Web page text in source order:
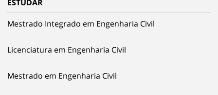
ESTUDAR
Mestrado Integrado em Engenharia Civil
Licenciatura em Engenharia Civil
Mestrado em Engenharia Civil